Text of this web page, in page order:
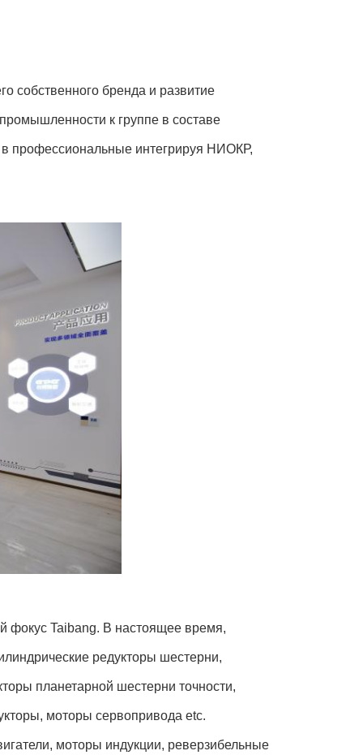
собственного бренда и развитие
к группе в составе
профессиональные интегрируя НИОКР,
фокус Taibang. В настоящее время,
редукторы шестерни,
планетарной шестерни точности,
моторы сервопривода etc.
моторы индукции, реверзибельные